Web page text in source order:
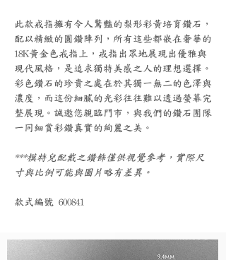
此款戒指擁有令人驚豔的梨形彩黃培育鑽石，
配以精緻的圓鑽陣列，所有這些都嵌在奢華的
18K黃金色戒指上，戒指出眾地展現出優雅與
現代風格，是追求獨特美感之人的理想選擇。
彩色鑽石的珍貴之處在於其獨一無二的色澤與
濃度，而這份細膩的光彩往往難以透過螢幕完
整展現。誠邀您親臨門市，與我們的鑽石團隊
一同細賞彩鑽真實的絢麗之美。
***模特兒配戴之鑽飾僅供視覺參考，實際尺
寸與比例可能與圖片略有差異。
款式編號 600841